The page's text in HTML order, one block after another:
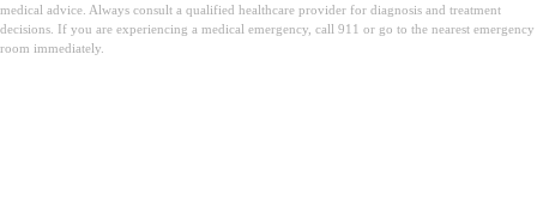
medical advice. Always consult a qualified healthcare provider for diagnosis and treatment
decisions. If you are experiencing a medical emergency, call 911 or go to the nearest emergency
room immediately.